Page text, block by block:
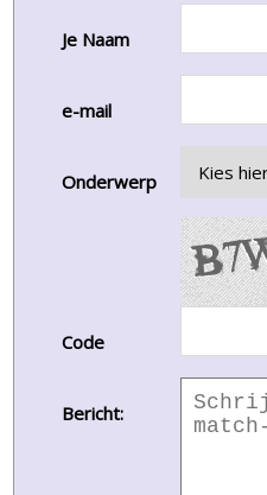
Je Naam
e-mail
Onderwerp
Code
Bericht: